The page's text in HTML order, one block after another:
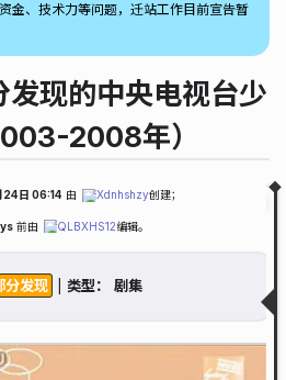
金、技术力等问题，迁站工作目前宣告暂
发现的中央电视台少
2008年）
获取状态
日 06:14 由 Xdnhshzy创建；
前由 QLBXHS12编辑。
类型：